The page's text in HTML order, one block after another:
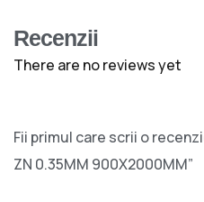
Recenzii
There are no reviews yet
Fii primul care scrii o
ZN 0.35MM 900X2000MM”